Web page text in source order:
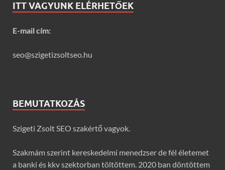
ITT VAGYUNK ELÉRHETŐEK
E-mail cím:
seo@szigetizsoltseo.hu
BEMUTATKOZÁS
Szigeti Zsolt SEO szakértő vagyok.
Szakmám szerint kereskedelmi menedzser de fél életemet
a banki és kkv szektorban töltöttem. 2020 ban döntöttem